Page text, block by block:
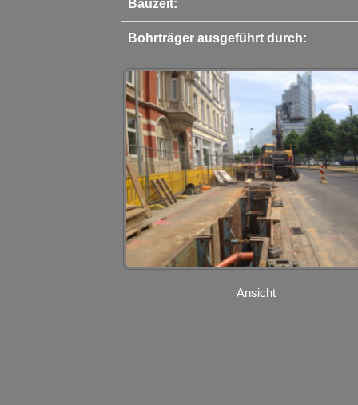
Bauzeit:
Bohrträger ausgeführt durch:
Ansicht